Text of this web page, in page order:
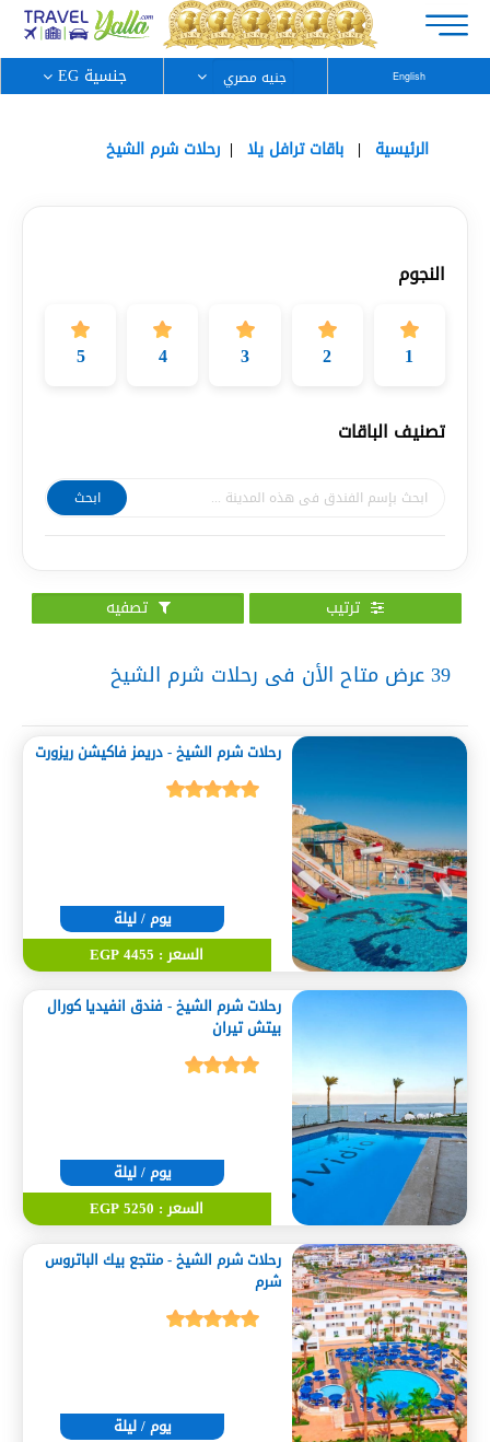
English جنسية EG
الرئيسية باقات ترافل يلا رحلات شرم الشيخ
النجوم
1
2
3
4
5
تصنيف الباقات
ابحث
ترتيب تصفيه
39عرض متاح الأن فى رحلات شرم الشيخ
رحلات شرم الشيخ - دريمز فاكيشن ريزورت
يوم / ليلة
السعر : 4455 EGP
رحلات شرم الشيخ - فندق انفيديا كورال
بيتش تيران
يوم / ليلة
السعر : 5250 EGP
رحلات شرم الشيخ - منتجع بيك الباتروس
شرم
يوم / ليلة